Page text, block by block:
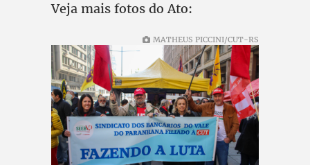
Veja mais fotos do Ato:
MATHEUS PICCINI/CUT-RS